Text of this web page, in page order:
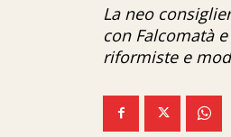
La neo
con Falcomatà
riformiste e